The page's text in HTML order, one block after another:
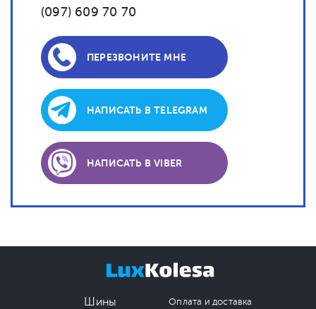
(097) 609 70 70
ПЕРЕЗВОНИТЕ МНЕ
НАПИСАТЬ В TELEGRAM
НАПИСАТЬ В VIBER
Шины
Оплата и доставка